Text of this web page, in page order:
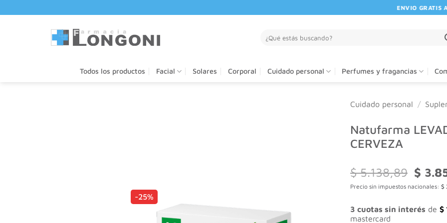
al
ENVIO GRATIS A
por:
Todos los productos Facial Solares Corporal Cuidado personal Perfumes y fragancias
-25%
Cuidado personal /
Natufarma
CERVEZA
$5.138,89 El
precio
$
$
Precio sin impuestos nacionales: $
3 cuotas sin interés de $
mastercard